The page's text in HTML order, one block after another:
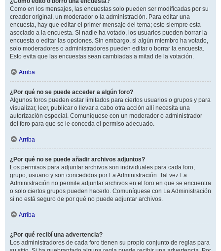
Como en los mensajes, las encuestas solo pueden ser modificadas por su
creador original, un moderador o la administración. Para editar una
encuesta, hay que editar el primer mensaje del tema; este siempre esta
asociado a la encuesta. Si nadie ha votado, los usuarios pueden borrar la
encuesta o editar las opciones. Sin embargo, si algún miembro ha votado,
solo moderadores o administradores pueden editar o borrar la encuesta.
Esto evita que las encuestas sean cambiadas a mitad de la votación.
Arriba
¿Por qué no se puede acceder a algún foro?
Algunos foros pueden estar limitados para ciertos usuarios o grupos y para
visualizar, leer, publicar o llevar a cabo otra acción allí necesita una
autorización especial. Comuníquese con un moderador o administrador
del foro para que se le conceda el permiso adecuado.
Arriba
¿Por qué no se puede añadir archivos adjuntos?
Los permisos para adjuntar archivos son individuales para cada foro,
grupo, usuario y son concedidos por La Administración. Tal vez La
Administración no permite adjuntar archivos en el foro en que se encuentra
o solo ciertos grupos pueden hacerlo. Comuníquese con La Administración
si no está seguro de por qué no puede adjuntar archivos.
Arriba
¿Por qué recibí una advertencia?
Los administradores de cada foro tienen su propio conjunto de reglas para